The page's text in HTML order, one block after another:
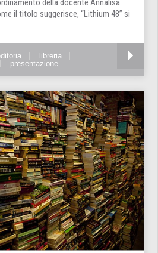
della docente Annalisa
il titolo suggerisce, “Lithium 48” si
libreria
presentazione